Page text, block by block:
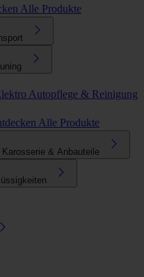
Alle Produkte
Autopflege & Reinigung
Alle Produkte
Karosserie & Anbauteile